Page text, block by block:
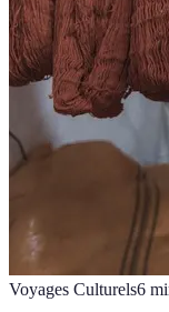
Voyages Culturels6